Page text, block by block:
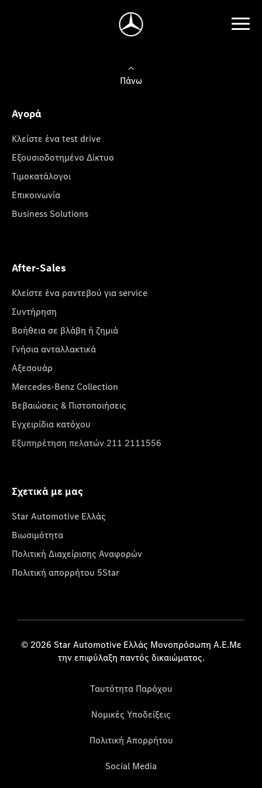
Πάνω
Αγορά
Κλείστε ένα test drive
Εξουσιοδοτημένο Δίκτυο
Τιμοκατάλογοι
Επικοινωνία
Business Solutions
After-Sales
Κλείστε ένα ραντεβού για service
Συντήρηση
Βοήθεια σε βλάβη ή ζημιά
Γνήσια ανταλλακτικά
Αξεσουάρ
Mercedes-Benz Collection
Βεβαιώσεις & Πιστοποιήσεις
Εγχειρίδια κατόχου
Εξυπηρέτηση πελατών 211 2111556
Σχετικά με μας
Star Automotive Ελλάς
Βιωσιμότητα
Πολιτική Διαχείρισης Αναφορών
Πολιτική απορρήτου 5Star
© 2026 Star Automotive Ελλάς Μονοπρόσωπη Α.Ε.Με
την επιφύλαξη παντός δικαιώματος.
Ταυτότητα Παρόχου
Νομικές Υποδείξεις
Πολιτική Απορρήτου
Social Media